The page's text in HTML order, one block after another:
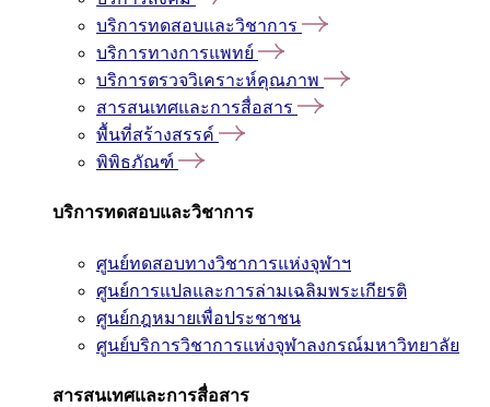
บริการทดสอบและวิชาการ
บริการทางการแพทย์
บริการตรวจวิเคราะห์คุณภาพ
สารสนเทศและการสื่อสาร
พื้นที่สร้างสรรค์
พิพิธภัณฑ์
บริการทดสอบและวิชาการ
ศูนย์ทดสอบทางวิชาการแห่งจุฬาฯ
ศูนย์การแปลและการล่ามเฉลิมพระเกียรติ
ศูนย์กฎหมายเพื่อประชาชน
ศูนย์บริการวิชาการแห่งจุฬาลงกรณ์มหาวิทยาลัย
สารสนเทศและการสื่อสาร